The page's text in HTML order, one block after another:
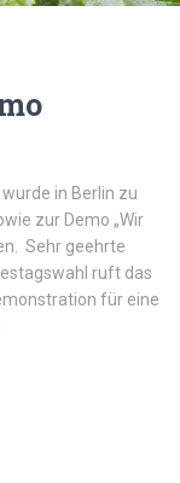
in Berlin zu
zur Demo „Wir
Sehr geehrte
ruft das
für eine